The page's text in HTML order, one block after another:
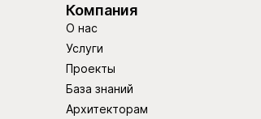
Компания
О нас
Услуги
Проекты
База знаний
Архитекторам